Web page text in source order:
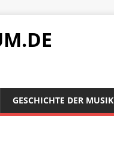
GESCHICHTE DER MUSIK